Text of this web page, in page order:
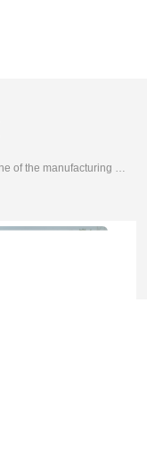
Development, design, production and sales in one of the manufacturing enterprises